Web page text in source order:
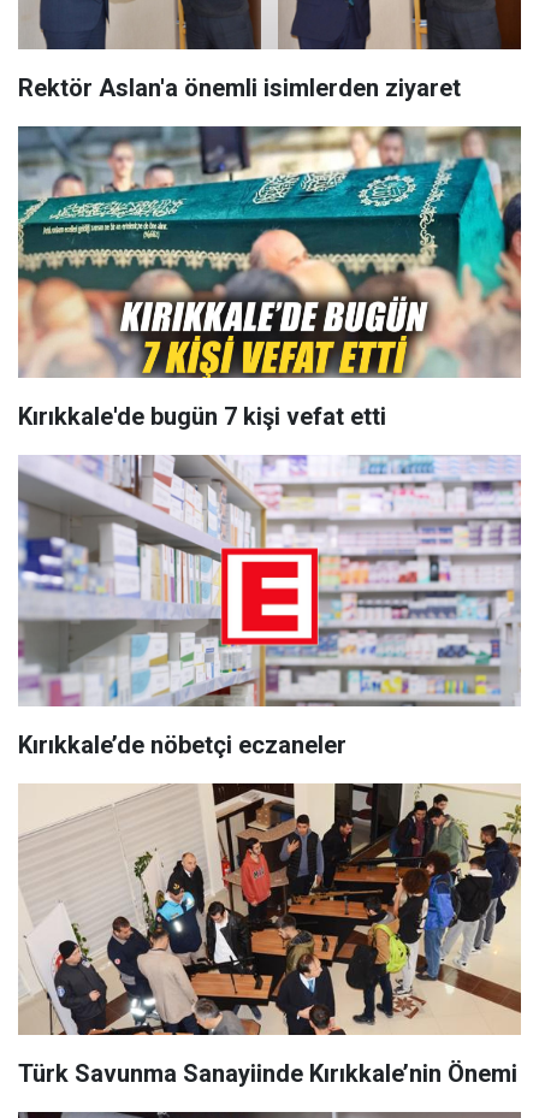
Rektör Aslan'a önemli isimlerden ziyaret
Kırıkkale'de bugün 7 kişi vefat etti
Kırıkkale’de nöbetçi eczaneler
Türk Savunma Sanayiinde Kırıkkale’nin Önemi